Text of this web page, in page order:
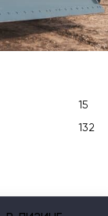
15
132